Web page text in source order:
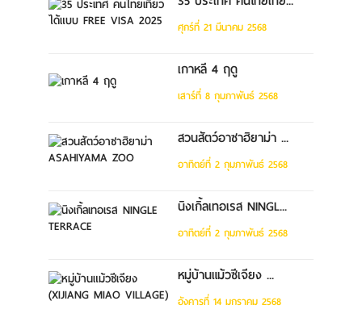
ศุกร์ที่ 21 มีนาคม 2568
เกาหลี 4 ฤดู
เสาร์ที่ 8 กุมภาพันธ์ 2568
สวนสัตว์อาซาฮิยาม่า ...
อาทิตย์ที่ 2 กุมภาพันธ์ 2568
นิงเกิ้ลเทอเรส NINGL...
อาทิตย์ที่ 2 กุมภาพันธ์ 2568
หมู่บ้านแม้วซีเจียง ...
อังคารที่ 14 มกราคม 2568